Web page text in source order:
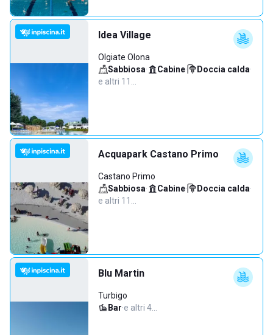
Idea Village
Olgiate Olona
Sabbiosa· Cabine· Doccia calda·
e altri 11…
Acquapark Castano Primo
Castano Primo
Sabbiosa· Cabine· Doccia calda·
e altri 11…
Blu Martin
Turbigo
Bar·e altri 4…